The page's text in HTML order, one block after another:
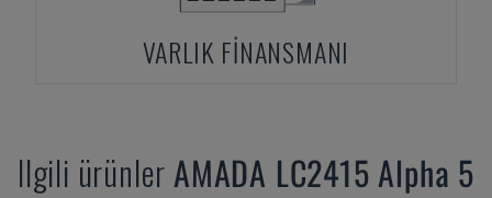
VARLIK FINANSMANI
Ilgili ürünlerAMADA LC2415 Alpha 5